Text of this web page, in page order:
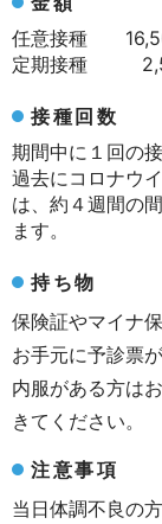
任意接種
定期接種
接種回数
期間中に１回の接
過去にコロナウ
は、約４週間の
ます。
持ち物
保険証やマイナ
お手元に予診票
内服がある方は
きてください。
注意事項
当日体調不良の